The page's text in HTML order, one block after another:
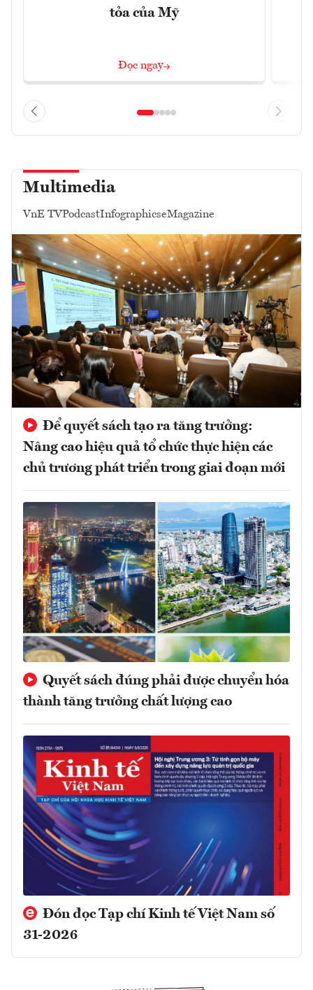
tỏa của Mỹ
Đọc ngay
Multimedia
VnE TVPodcastInfographicseMagazine
Để quyết sách tạo ra tăng trưởng:
Nâng cao hiệu quả tổ chức thực hiện các
chủ trương phát triển trong giai đoạn mới
Quyết sách đúng phải được chuyển hóa
thành tăng trưởng chất lượng cao
Đón đọc Tạp chí Kinh tế Việt Nam số
31-2026